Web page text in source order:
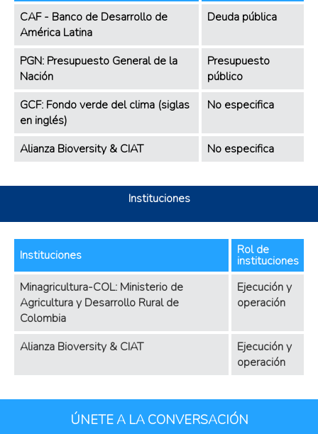
CAF - Banco de Desarrollo de
América Latina
Deuda pública
PGN: Presupuesto General de la
Nación
Presupuesto
público
GCF: Fondo verde del clima (siglas
en inglés)
No especifica
Alianza Bioversity & CIAT No especifica
Instituciones
Instituciones Rol de
instituciones
Minagricultura-COL: Ministerio de
Agricultura y Desarrollo Rural de
Colombia
Ejecución y
operación
Alianza Bioversity & CIAT
Ejecución y
operación
ÚNETE A LA CONVERSACIÓN